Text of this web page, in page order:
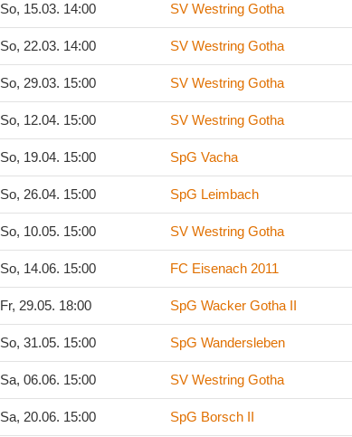
So, 15.03. 14:00 SV Westring Gotha
So, 22.03. 14:00 SV Westring Gotha
So, 29.03. 15:00 SV Westring Gotha
So, 12.04. 15:00 SV Westring Gotha
So, 19.04. 15:00 SpG Vacha
So, 26.04. 15:00 SpG Leimbach
So, 10.05. 15:00 SV Westring Gotha
So, 14.06. 15:00 FC Eisenach 2011
Fr, 29.05. 18:00 SpG Wacker Gotha II
So, 31.05. 15:00 SpG Wandersleben
Sa, 06.06. 15:00 SV Westring Gotha
Sa, 20.06. 15:00 SpG Borsch II